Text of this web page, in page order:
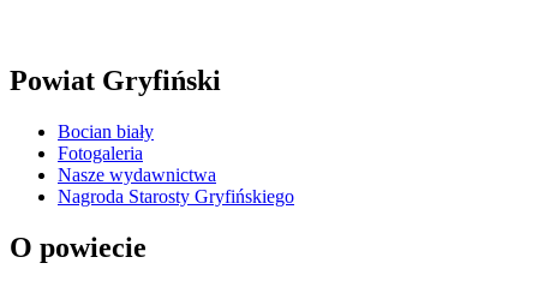
Powiat Gryfiński
Bocian biały
Fotogaleria
Nasze wydawnictwa
Nagroda Starosty Gryfińskiego
O powiecie